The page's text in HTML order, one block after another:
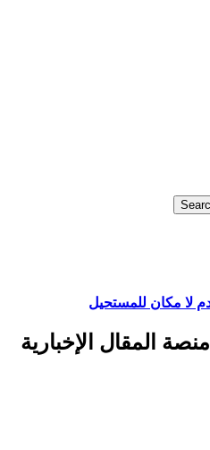
لا مكان للمستحيل
المقال الإخبارية